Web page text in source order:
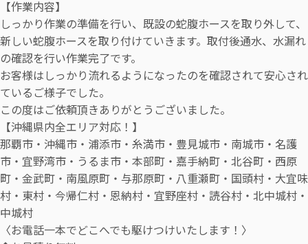
【作業内容】
しっかり作業の準備を行い、既設の蛇腹ホースを取り外して、
新しい蛇腹ホースを取り付けていきます。取付後通水、水漏れ
の確認を行い作業完了です。
お客様はしっかり流れるようになったのを確認されて安心され
ているご様子でした。
この度はご依頼頂きありがとうございました。
【沖縄県内全エリア対応！】
那覇市・沖縄市・浦添市・糸満市・豊見城市・南城市・名護
市・宜野湾市・うるま市・本部町・嘉手納町・北谷町・西原
町・金武町・南風原町・与那原町・八重瀬町・国頭村・大宜味
村・東村・今帰仁村・恩納村・宜野座村・読谷村・北中城村・
中城村
〈お電話一本でどこへでも駆けつけいたします！〉